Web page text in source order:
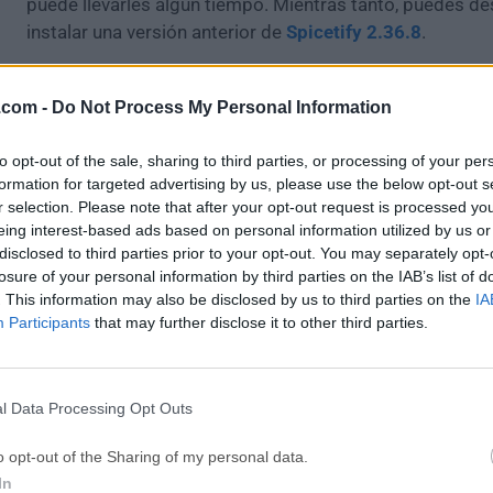
- Do Not Process My Personal Information
opt-out of the sale, sharing to third parties, or processing of your
for targeted advertising by us, please use the below opt-out
selection. Please note that after your opt-out request is processed
interest-based ads based on personal information utilized by us
to third parties prior to your opt-out. You may separately
of your personal information by third parties on the IAB’s list of
This information may also be disclosed by us to third parties on the
Participants that may further disclose it to other third parties.
Data Processing Opt Outs
opt-out of the Sharing of my personal data.
puede llevarles algún tiempo. Mientras tanto, puedes
instalar una versión anterior de Spicetify 2.36.8.
Spicetifyo leer nuestra reseña, simplemente haz
Todas las versiones antiguas distribuidas en nuestro
completamente libres de virus y están disponibles para
sin costo alguno.
Nos encantaría saber de ti
Si tienes alguna pregunta o idea que desees compartir
dirígete a nuestrapágina de contactoy háznoslo saber.